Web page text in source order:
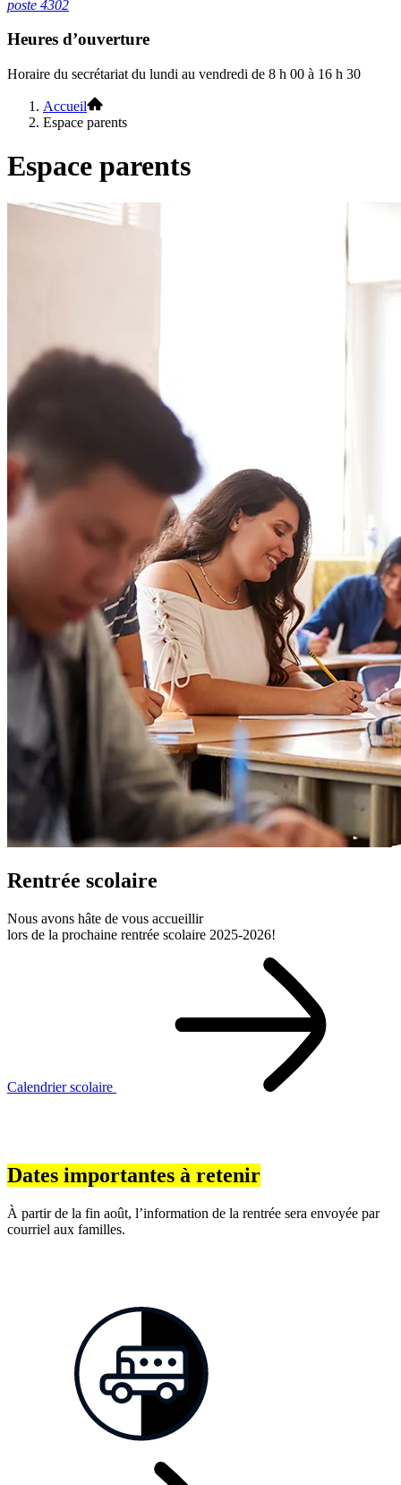
poste 4302
Heures d’ouverture
Horaire du secrétariat du lundi au vendredi de 8 h 00 à 16 h 30
Accueil
Espace parents
Espace parents
Rentrée scolaire
Nous avons hâte de vous accueillir
lors de la prochaine rentrée scolaire 2025‑2026!
Calendrier scolaire
Dates importantes à retenir
À partir de la fin août, l’information de la rentrée sera envoyée par
courriel aux familles.